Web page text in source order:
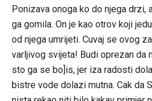
Ponizava onoga ko do njega drzi,
ga gomila. On je kao otrov koji
od njega umrijeti. Cuvaj se ovog
varljivog svijeta! Budi oprezan da
sto ga se bo]is, jer iza radosti
bistre vode dolazi mutna. Cak da